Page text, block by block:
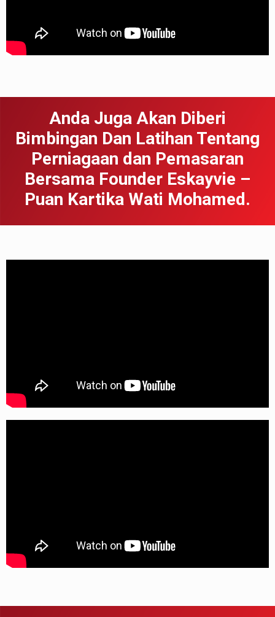
Anda Juga Akan Diberi
Bimbingan Dan Latihan Tentang
Perniagaan dan Pemasaran
Bersama Founder Eskayvie –
Puan Kartika Wati Mohamed.